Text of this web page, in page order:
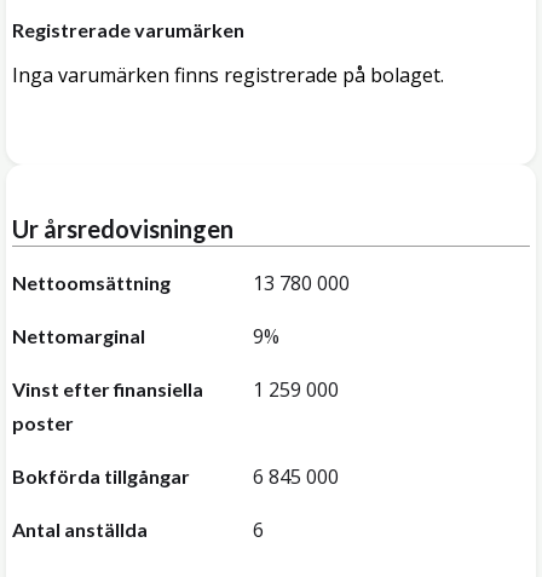
Registrerade varumärken
Inga varumärken finns registrerade på bolaget.
Ur årsredovisningen
Nettoomsättning 13 780 000
Nettomarginal 9%
Vinst efter finansiella
poster
1 259 000
Bokförda tillgångar 6 845 000
Antal anställda 6